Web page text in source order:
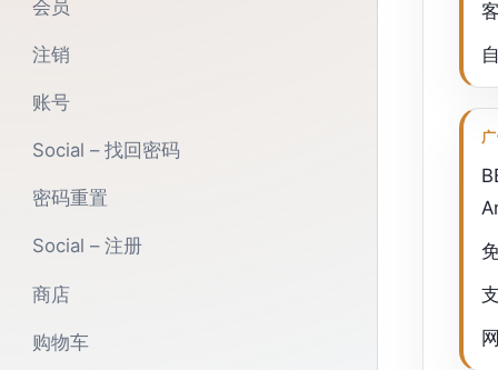
会员
注销
账号
Social – 找回密码
密码重置
Social – 注册
商店
购物车